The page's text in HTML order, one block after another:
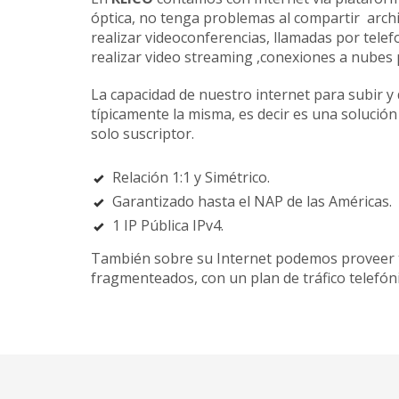
óptica, no tenga problemas al compartir
realizar videoconferencias, llamadas por
realizar video streaming ,conexiones a nubes
La capacidad de nuestro internet para subir
típicamente la misma, es decir es una
solo suscriptor.
Relación 1:1 y Simétrico.
Garantizado hasta el NAP de las Américas.
1 IP Pública IPv4.
También sobre su Internet podemos proveer
fragmenteados, con un plan de tráfico